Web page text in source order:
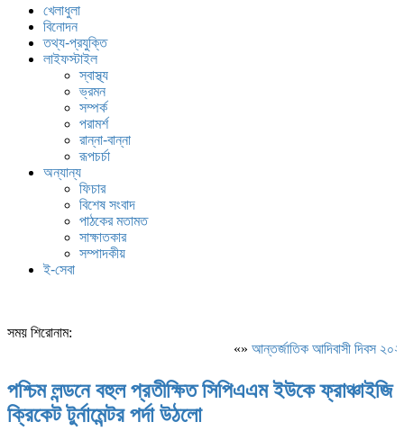
খেলাধুলা
বিনোদন
তথ্য-প্রযুক্তি
লাইফস্টাইল
স্বাস্থ্য
ভ্রমন
সম্পর্ক
পরামর্শ
রান্না-বান্না
রূপচর্চা
অন্যান্য
ফিচার
বিশেষ সংবাদ
পাঠকের মতামত
সাক্ষাতকার
সম্পাদকীয়
ই-সেবা
সময় শিরোনাম:
«»আন্তর্জাতিক আদিবাসী দিবস ২০২৬:
পশ্চিম লন্ডনে বহুল প্রতীক্ষিত সিপিএএম ইউকে ফ্রাঞ্চাইজি
ক্রিকেট টুর্নামেন্টর পর্দা উঠলো